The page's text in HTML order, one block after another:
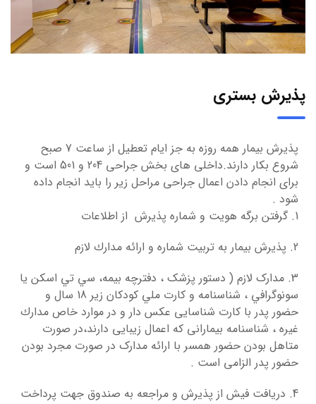
پذیرش بستری
پذیرش بیمار همه روزه به جز ایام تعطیل از ساعت 7 صبح
شروع بکار دارند.داخلی های بخش جراحی 204 و 501 است و
برای انجام دادن اعمال جراحی مراحل زیر را باید انجام داده
شود .
1. گرفتن برگه هويت و شماره پذيرش از اطلاعات
2. پذيرش بيمار به تربيت شماره و ارائه مدارك لازم
3. مدارک لازم ( دستور پزشک ، دفترچه بيمه، سي تي اسكن يا
سونوگرافي ، شناسنامه و كارت ملي كودكان زير 18 سال و
حضور پدر با کارت شناسایی عکس دار و در موارد خاص مدارك
غيره ، شناسنامه بیمارانی که اعمال زیبایی دارند،در صورت
متاهل بودن حضور همسر با ارائه مدارک در صورت مجرد بودن
حضور پدر الزامی است .
4. دريافت فيش از پذيرش و مراجعه به صندوق جهت پرداخت